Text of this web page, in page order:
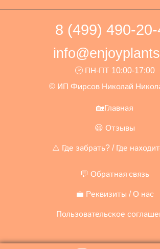
8 (499) 490-
🕑 ПН-ПТ 10:00-17:00
© ИП Фирсов Николай
🏡Главная
😃 Отзывы
⚠️ Где забрать? / Где
💬 Обратная связь
💼 Реквизиты / О нас
Пользовательское